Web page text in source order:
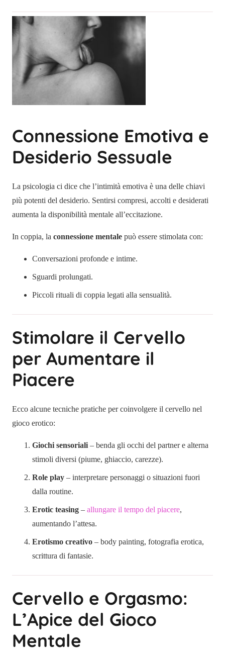
Connessione Emotiva e
Desiderio Sessuale
La psicologia ci dice che l’intimità emotiva è una delle chiavi
più potenti del desiderio. Sentirsi compresi, accolti e desiderati
aumenta la disponibilità mentale all’eccitazione.
In coppia, la connessione mentale può essere stimolata con:
Conversazioni profonde e intime.
Sguardi prolungati.
Piccoli rituali di coppia legati alla sensualità.
Stimolare il Cervello
per Aumentare il
Piacere
Ecco alcune tecniche pratiche per coinvolgere il cervello nel
gioco erotico:
Giochi sensoriali – benda gli occhi del partner e alterna
stimoli diversi (piume, ghiaccio, carezze).
Role play – interpretare personaggi o situazioni fuori
dalla routine.
Erotic teasing – allungare il tempo del piacere,
aumentando l’attesa.
Erotismo creativo – body painting, fotografia erotica,
scrittura di fantasie.
Cervello e Orgasmo:
L’Apice del Gioco
Mentale